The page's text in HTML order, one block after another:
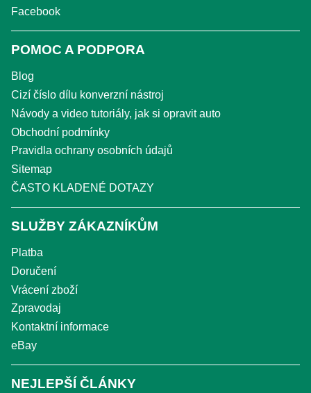
Facebook
POMOC A PODPORA
Blog
Cizí číslo dílu konverzní nástroj
Návody a video tutoriály, jak si opravit auto
Obchodní podmínky
Pravidla ochrany osobních údajů
Sitemap
ČASTO KLADENÉ DOTAZY
SLUŽBY ZÁKAZNÍKŮM
Platba
Doručení
Vrácení zboží
Zpravodaj
Kontaktní informace
eBay
NEJLEPŠÍ ČLÁNKY